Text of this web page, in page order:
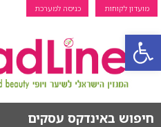
פתח סרגל נגישות
מועדון לקוחות כניסה למערכת
חיפוש באינדקס עסקים